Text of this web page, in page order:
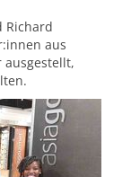
Richard
aus
ausgestellt,